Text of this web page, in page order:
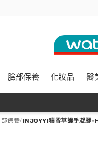
臉部保養 化妝品 醫
保養/INJOYYI積雪草護手凝膠